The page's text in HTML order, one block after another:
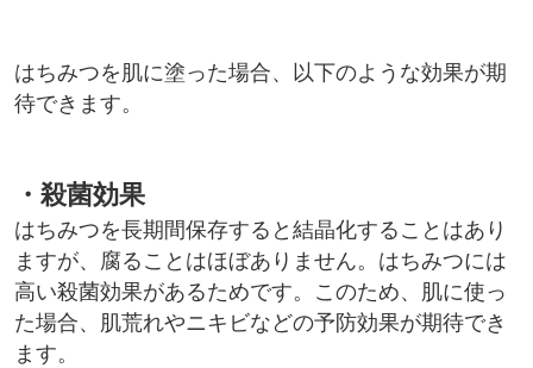
はちみつを肌に塗った場合、以下のような効果が期
待できます。
・殺菌効果
はちみつを長期間保存すると結晶化することはあり
ますが、腐ることはほぼありません。はちみつには
高い殺菌効果があるためです。このため、肌に使っ
た場合、肌荒れやニキビなどの予防効果が期待でき
ます。